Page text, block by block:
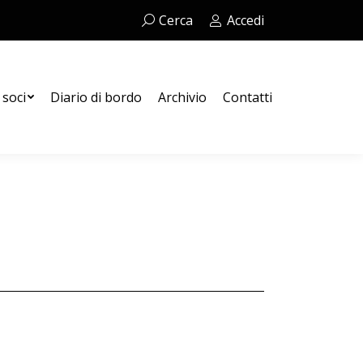
Cerca:Cerca Accedi
Diario di bordo Archivio Contatti
Contatti